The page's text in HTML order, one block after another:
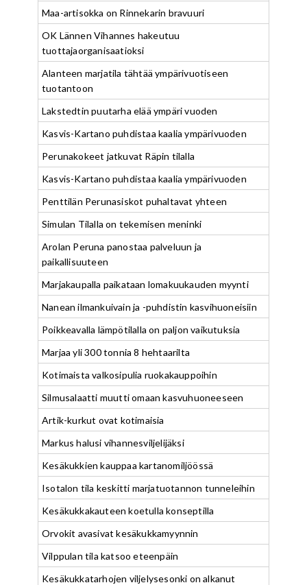
Maa-artisokka on Rinnekarin bravuuri
OK Lännen Vihannes hakeutuu
tuottajaorganisaatioksi
Alanteen marjatila tähtää ympärivuotiseen
tuotantoon
Lakstedtin puutarha elää ympäri vuoden
Kasvis-Kartano puhdistaa kaalia ympärivuoden
Perunakokeet jatkuvat Räpin tilalla
Kasvis-Kartano puhdistaa kaalia ympärivuoden
Penttilän Perunasiskot puhaltavat yhteen
Simulan Tilalla on tekemisen meninki
Arolan Peruna panostaa palveluun ja
paikallisuuteen
Marjakaupalla paikataan lomakuukauden myynti
Nanean ilmankuivain ja -puhdistin kasvihuoneisiin
Poikkeavalla lämpötilalla on paljon vaikutuksia
Marjaa yli 300 tonnia 8 hehtaarilta
Kotimaista valkosipulia ruokakauppoihin
Silmusalaatti muutti omaan kasvuhuoneeseen
Artik-kurkut ovat kotimaisia
Markus halusi vihannesviljelijäksi
Kesäkukkien kauppaa kartanomiljöössä
Isotalon tila keskitti marjatuotannon tunneleihin
Kesäkukkakauteen koetulla konseptilla
Orvokit avasivat kesäkukkamyynnin
Vilppulan tila katsoo eteenpäin
Kesäkukkatarhojen viljelysesonki on alkanut